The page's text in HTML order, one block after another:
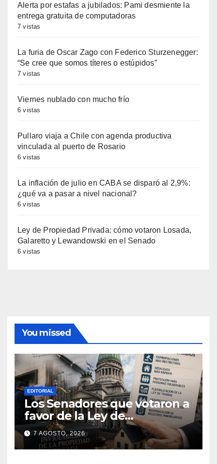
Alerta por estafas a jubilados: Pami desmiente la
entrega gratuita de computadoras
7 vistas
La furia de Oscar Zago con Federico Sturzenegger:
“Se cree que somos títeres o estúpidos”
7 vistas
Viernes nublado con mucho frío
6 vistas
Pullaro viaja a Chile con agenda productiva
vinculada al puerto de Rosario
6 vistas
La inflación de julio en CABA se disparó al 2,9%:
¿qué va a pasar a nivel nacional?
6 vistas
Ley de Propiedad Privada: cómo votaron Losada,
Galaretto y Lewandowski en el Senado
6 vistas
You missed
EDITORIAL
Los Senadores que votaron a
favor de la Ley de
extranjerización de tierras
7 AGOSTO, 2026